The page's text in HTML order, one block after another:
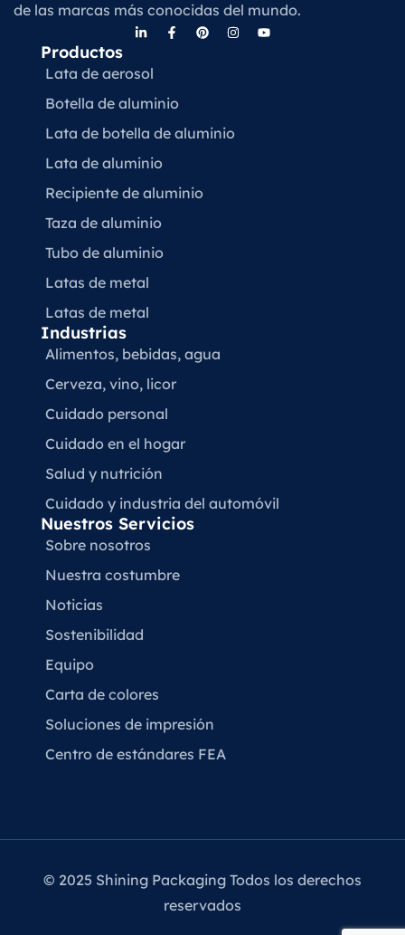
de las marcas más conocidas del mundo.
Productos
Lata de aerosol
Botella de aluminio
Lata de botella de aluminio
Lata de aluminio
Recipiente de aluminio
Taza de aluminio
Tubo de aluminio
Latas de metal
Latas de metal
Industrias
Alimentos, bebidas, agua
Cerveza, vino, licor
Cuidado personal
Cuidado en el hogar
Salud y nutrición
Cuidado y industria del automóvil
Nuestros Servicios
Sobre nosotros
Nuestra costumbre
Noticias
Sostenibilidad
Equipo
Carta de colores
Soluciones de impresión
Centro de estándares FEA
© 2025 Shining Packaging Todos los derechos
reservados